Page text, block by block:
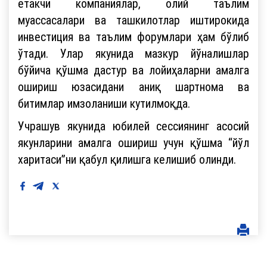
етакчи компаниялар, олий таълим
муассасалари ва ташкилотлар иштирокида
инвестиция ва таълим форумлари ҳам бўлиб
ўтади. Улар якунида мазкур йўналишлар
бўйича қўшма дастур ва лойиҳаларни амалга
ошириш юзасидани аниқ шартнома ва
битимлар имзоланиши кутилмоқда.
Учрашув якунида юбилей сессиянинг асосий
якунларини амалга ошириш учун қўшма “йўл
харитаси”ни қабул қилишга келишиб олинди.